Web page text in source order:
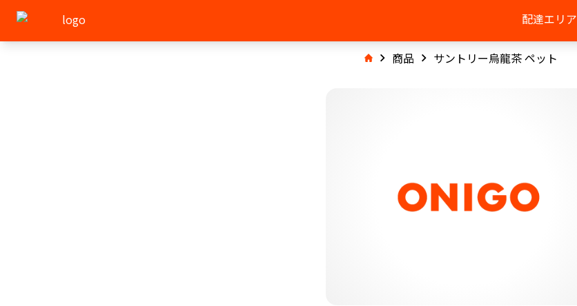
配達エリア
商品 サントリー烏龍茶 ペット